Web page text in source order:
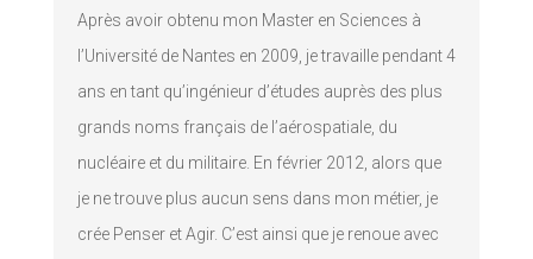
Après avoir obtenu mon Master en Sciences à
l’Université de Nantes en 2009, je travaille pendant 4
ans en tant qu’ingénieur d’études auprès des plus
grands noms français de l’aérospatiale, du
nucléaire et du militaire. En février 2012, alors que
je ne trouve plus aucun sens dans mon métier, je
crée Penser et Agir. C’est ainsi que je renoue avec